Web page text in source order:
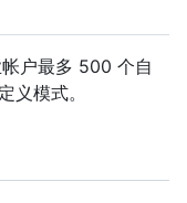
户最多 500 个自
义模式。